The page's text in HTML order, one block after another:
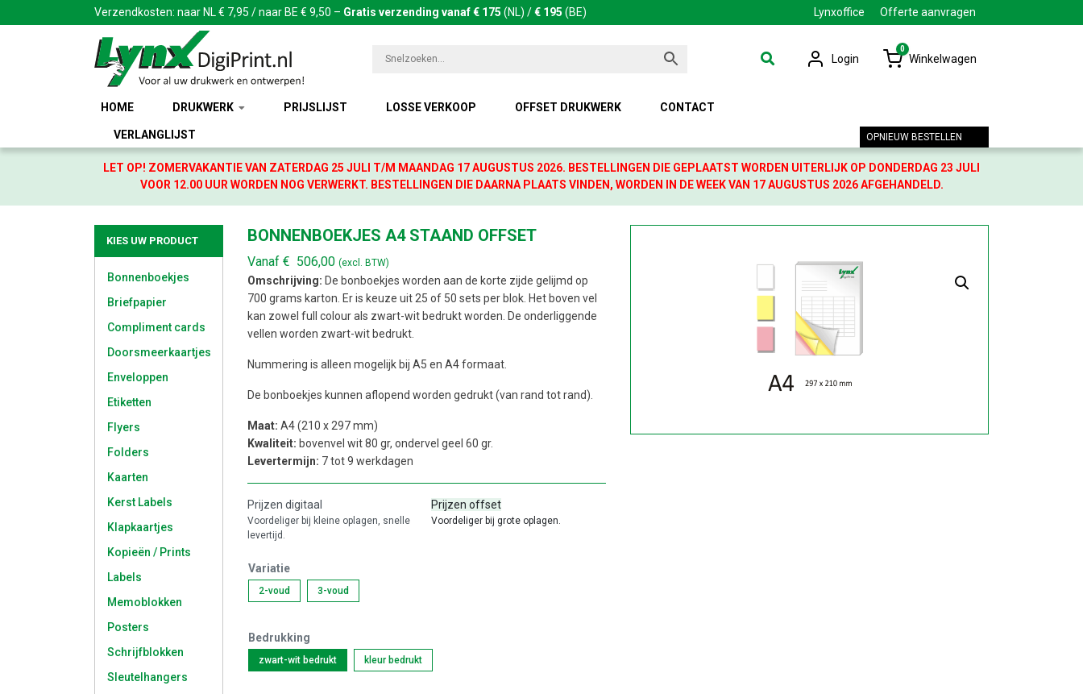
Verzendkosten: naar NL € 7,95 / naar BE € 9,50 – Gratis verzending vanaf € 175 (NL) /€ 195 (BE) Lynxoffice Offerte aanvragen
Login
0
Winkelwagen
HOME DRUKWERK PRIJSLIJST LOSSE VERKOOP OFFSET DRUKWERK CONTACT
VERLANGLIJST OPNIEUW BESTELLEN
LET OP! ZOMERVAKANTIE VAN ZATERDAG 25 JULI T/M MAANDAG 17 AUGUSTUS 2026. BESTELLINGEN DIE GEPLAATST WORDEN UITERLIJK OP DONDERDAG 23 JULI
VOOR 12.00 UUR WORDEN NOG VERWERKT. BESTELLINGEN DIE DAARNA PLAATS VINDEN, WORDEN IN DE WEEK VAN 17 AUGUSTUS 2026 AFGEHANDELD.
KIES UW PRODUCT
Bonnenboekjes
Briefpapier
Compliment cards
Doorsmeerkaartjes
Enveloppen
Etiketten
Flyers
Folders
Kaarten
Kerst Labels
Klapkaartjes
Kopieën / Prints
Labels
Memoblokken
Posters
Schrijfblokken
Sleutelhangers
BONNENBOEKJES A4 STAAND OFFSET
Vanaf € 506,00 (excl. BTW)
Omschrijving: De bonboekjes worden aan de korte zijde gelijmd op
700 grams karton. Er is keuze uit 25 of 50 sets per blok. Het boven vel
kan zowel full colour als zwart-wit bedrukt worden. De onderliggende
vellen worden zwart-wit bedrukt.
Nummering is alleen mogelijk bij A5 en A4 formaat.
De bonboekjes kunnen aflopend worden gedrukt (van rand tot rand).
Maat: A4 (210 x 297 mm)
Kwaliteit: bovenvel wit 80 gr, ondervel geel 60 gr.
Levertermijn: 7 tot 9 werkdagen
Prijzen digitaal
Voordeliger bij kleine oplagen, snelle
levertijd.
Prijzen offset
Voordeliger bij grote oplagen.
Variatie
2-voud 3-voud
Bedrukking
zwart-wit bedrukt kleur bedrukt